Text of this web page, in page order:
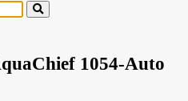
1054-Auto